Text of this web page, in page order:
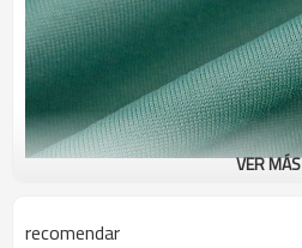
VER MÁS
recomendar